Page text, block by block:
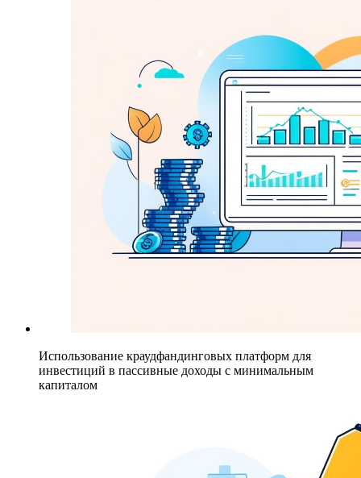
Использование краудфандинговых платформ для
инвестиций в пассивные доходы с минимальным
капиталом